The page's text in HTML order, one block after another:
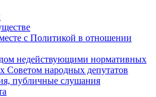
с Политикой в отношении
недействующими нормативных
Советом народных депутатов
публичные слушания